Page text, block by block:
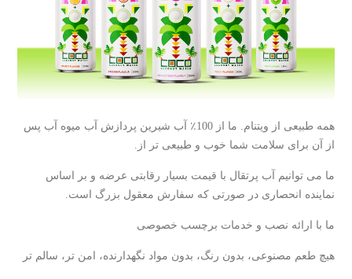
همه طبیعی از ویتنام. ما از 100٪ آب شیرین پردازش آب میوه آب پس
از آن برای سلامت شما خوب و طبیعی تر از.
ما می توانیم آب پرتقال با قیمت بسیار رقابتی عرضه و بر اساس
نماینده انحصاری در صورتی که سفارش معقول بزرگ است.
ما با ارائه نصب و خدمات برچسب خصوصی
هیچ طعم مصنوعی، بدون رنگ، بدون مواد نگهدارنده، امن تر، سالم تر